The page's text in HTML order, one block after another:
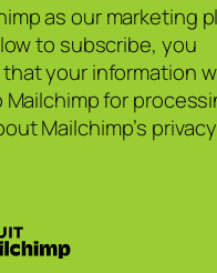
as our marketing
to subscribe, you
your information
for
Mailchimp’s privacy